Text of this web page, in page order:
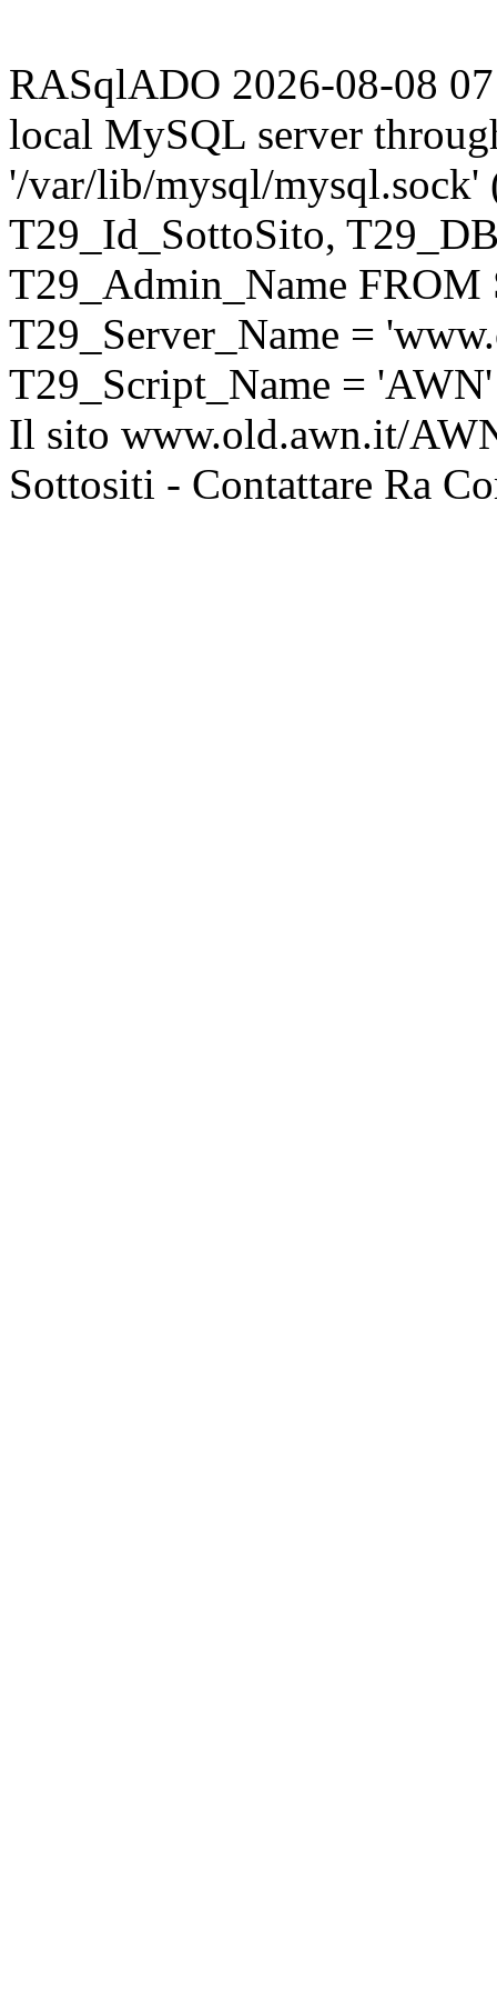
RASqlADO 2026-08-08
local MySQL server
'/var/lib/mysql/mysql.sock'
T29_Id_SottoSito,
T29_Admin_Name
T29_Server_Name =
T29_Script_Name = 'AWN'
Il sito www.old.awn.it/
Sottositi - Contattare Ra